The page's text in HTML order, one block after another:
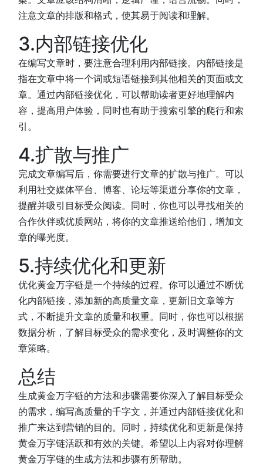
注意文章的排版和格式，使其易于阅读和理解。
3.内部链接优化
在编写文章时，要注意合理利用内部链接。内部链接是
指在文章中将一个词或短语链接到其他相关的页面或文
章。通过内部链接优化，可以帮助读者更好地理解内
容，提高用户体验，同时也有助于搜索引擎的爬行和索
引。
4.扩散与推广
完成文章编写后，你需要进行文章的扩散与推广。可以
利用社交媒体平台、博客、论坛等渠道分享你的文章，
提醒并吸引目标受众阅读。同时，你也可以寻找相关的
合作伙伴或优质网站，将你的文章推送给他们，增加文
章的曝光度。
5.持续优化和更新
优化黄金万字链是一个持续的过程。你可以通过不断优
化内部链接，添加新的高质量文章，更新旧文章等方
式，不断提升文章的质量和权重。同时，你也可以根据
数据分析，了解目标受众的需求变化，及时调整你的文
章策略。
总结
生成黄金万字链的方法和步骤需要你深入了解目标受众
的需求，编写高质量的千字文，并通过内部链接优化和
推广来达到营销的目的。同时，持续优化和更新是保持
黄金万字链活跃和有效的关键。希望以上内容对你理解
黄金万字链的生成方法和步骤有所帮助。